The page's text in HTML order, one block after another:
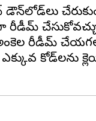
డౌన్‌లోడ్‌లు
రీడీమ్
రీడీమ్
కోడ్‌లను